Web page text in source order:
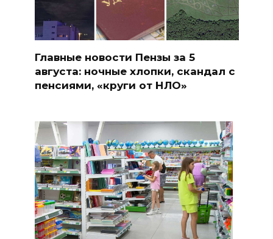
Главные новости Пензы за 5
августа: ночные хлопки, скандал с
пенсиями, «круги от НЛО»